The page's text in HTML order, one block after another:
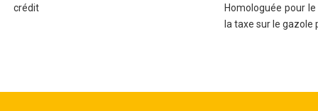
crédit
Homologuée pour
la taxe sur le